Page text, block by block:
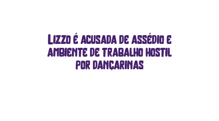
Lizzo é acusada de assédio e
ambiente de trabalho hostil
por dançarinas